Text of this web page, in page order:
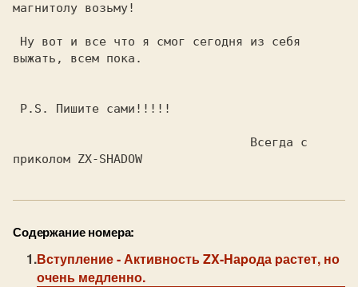
магнитолу возьму!
выжать, всем пока.
Содержание номера:
Вступление- Активность ZX-Hаpода pастет, но
очень медленно.